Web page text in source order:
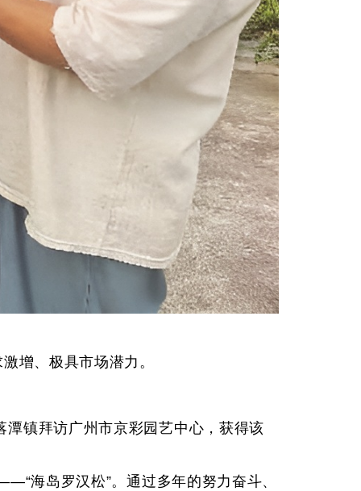
增、极具市场潜力。
镇拜访广州市京彩园艺中心，获得该
海岛罗汉松”。通过多年的努力奋斗、